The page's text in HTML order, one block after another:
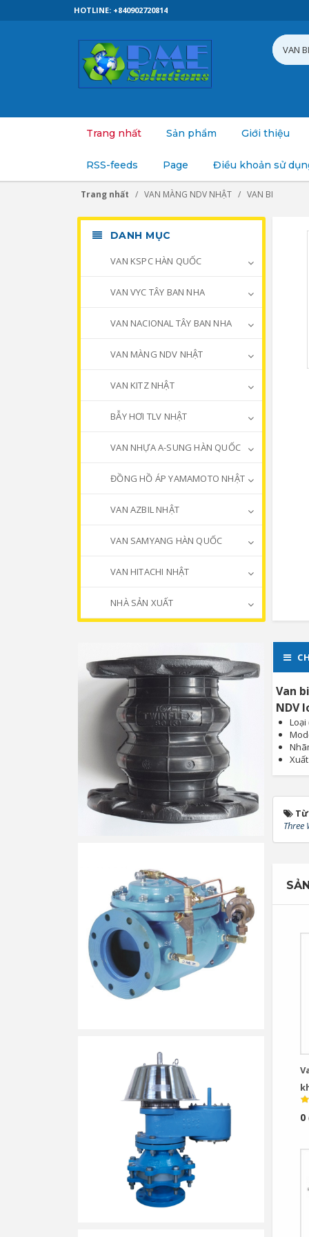
HOTLINE: +840902720814
Trang nhất Sản phẩm Giới thiệu
RSS-feeds Page Điều khoản sử
Trang nhất VAN MÀNG NDV NHẬT VAN BI
Van
NDV
Loại
Three
0
DANH MỤC
VAN KSPC HÀN QUỐC
VAN VYC TÂY BAN NHA
VAN NACIONAL TÂY BAN NHA
VAN MÀNG NDV NHẬT
VAN KITZ NHẬT
BẪY HƠI TLV NHẬT
VAN NHỰA A-SUNG HÀN QUỐC
ĐỒNG HỒ ÁP YAMAMOTO NHẬT
VAN AZBIL NHẬT
VAN SAMYANG HÀN QUỐC
VAN HITACHI NHẬT
NHÀ SẢN XUẤT